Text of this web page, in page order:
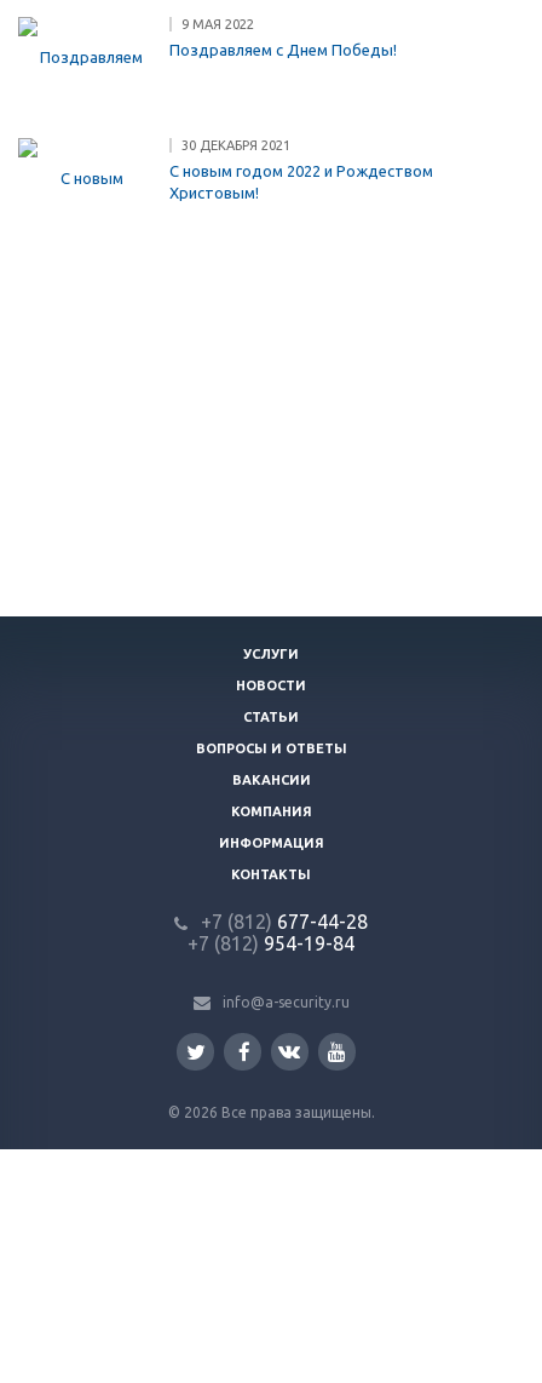
9 МАЯ 2022
Поздравляем с Днем Победы!
30 ДЕКАБРЯ 2021
С новым годом 2022 и Рождеством
Христовым!
УСЛУГИ
НОВОСТИ
СТАТЬИ
ВОПРОСЫ И ОТВЕТЫ
ВАКАНСИИ
КОМПАНИЯ
ИНФОРМАЦИЯ
КОНТАКТЫ
+7 (812) 677-44-28
+7 (812) 954-19-84
info@a-security.ru
© 2026 Все права защищены.